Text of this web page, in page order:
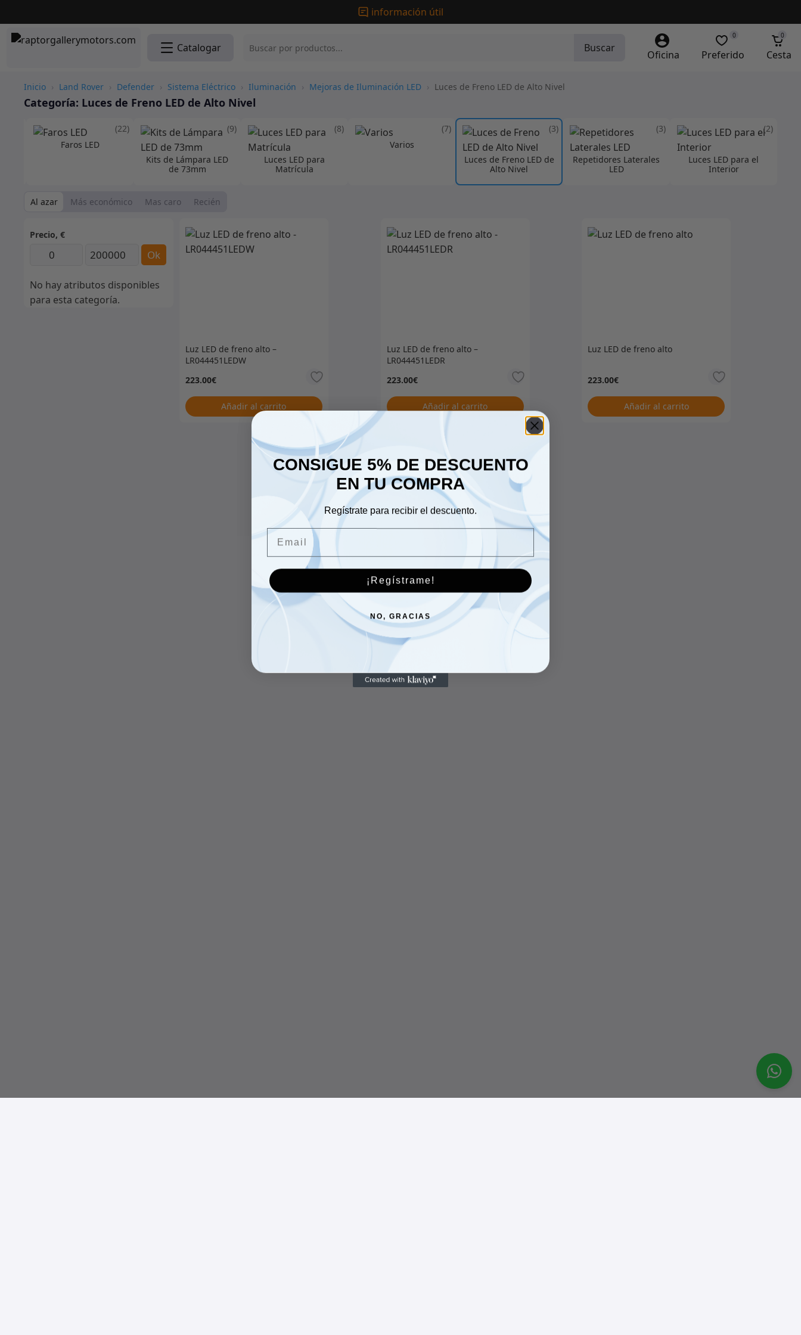
información útil
Catalogar Buscar
Oficina Preferido
0
Cesta
0
Inicio › Land Rover › Defender › Sistema Eléctrico › Iluminación › Mejoras de Iluminación LED › Luces de Freno LED de Alto Nivel
Categoría: Luces de Freno LED de Alto Nivel
Faros LED
(22)
Kits de Lámpara LED
de 73mm
(9)
Luces LED para
Matrícula
(8)
Varios
(7)
Luces de Freno LED de
Alto Nivel
(3)
Repetidores Laterales
LED
(3)
Luces LED para el
Interior
(2)
Al azar Más económico Mas caro Recién
Precio, €
Ok
No hay atributos disponibles
para esta categoría.
Luz LED de freno alto –
LR044451LEDW
223.00€
Añadir al carrito
Luz LED de freno alto –
LR044451LEDR
223.00€
Añadir al carrito
Luz LED de freno alto
223.00€
Añadir al carrito
CONSIGUE 5% DE DESCUENTO
EN TU COMPRA
Regístrate para recibir el descuento.
¡Regístrame!
NO, GRACIAS